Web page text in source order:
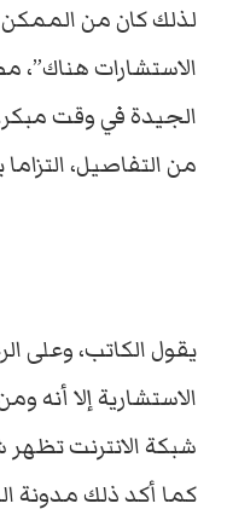
لذلك كان من
الاستشارات
الجيدة في وقت
من التفاصيل، التزاما
يقول الكاتب، وعلى
الاستشارية إلا
شبكة الانترنت
كما أكد ذلك مدونة